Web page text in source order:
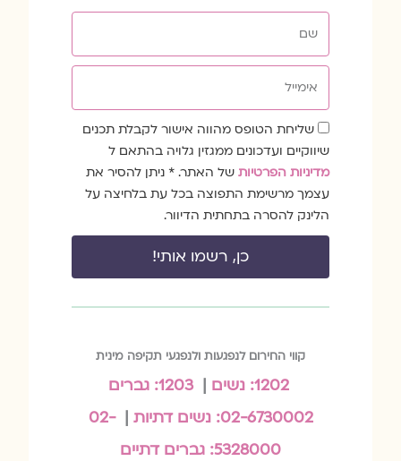
שדה
הסכמה
שליחת הטופס מהווה אישור לקבלת תכנים
שיווקיים ועדכונים ממגזין גלויה בהתאם ל
מדיניות הפרטיות של האתר. * ניתן להסיר את
עצמך מרשימת התפוצה בכל עת בלחיצה על
הלינק להסרה בתחתית הדיוור.
כן, רשמו אותי!
קווי החירום לנפגעות ולנפגעי תקיפה מינית
1202: נשים
1203: גברים
02-6730002: נשים דתיות
02-
5328000: גברים דתיים